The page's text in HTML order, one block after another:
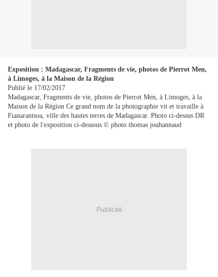
Exposition : Madagascar, Fragments de vie, photos de Pierrot Men,
à Limoges, à la Maison de la Région
Publié le 17/02/2017
Madagascar, Fragments de vie, photos de Pierrot Men, à Limoges, à la
Maison de la Région Ce grand nom de la photographie vit et travaille à
Fianarantsoa, ville des hautes terres de Madagascar. Photo ci-dessus DR
et photo de l'exposition ci-dessous © photo thomas jouhannaud
Publicité